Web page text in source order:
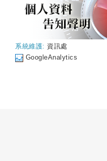
系統維護: 資訊處
GoogleAnalytics